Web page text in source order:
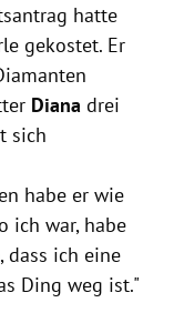
hatte
gekostet. Er
Diana drei
sich
habe er wie
ich war, habe
dass ich eine
Ding weg ist."